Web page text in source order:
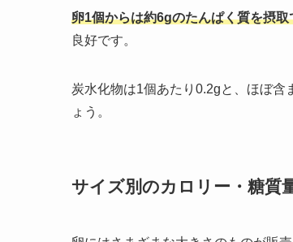
卵1個からは約6gのたんぱく質を摂取
良好です。
炭水化物は1個あたり0.2gと、ほぼ
ょう。
サイズ別のカロリー・糖質